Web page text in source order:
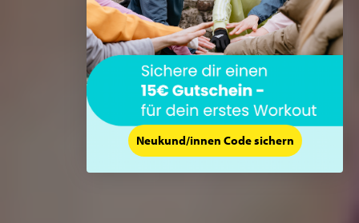
Neukund/innen Code sichern